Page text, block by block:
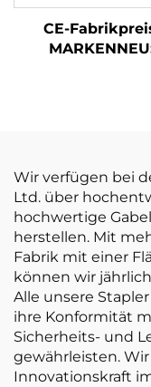
CE-
mm für
Wir verfügen bei
Ltd. über
hochwertige
herstellen. Mit
Fabrik mit einer
können wir
Alle unsere
ihre Konformität
Sicherheits- und
gewährleisten.
Innovationskraft